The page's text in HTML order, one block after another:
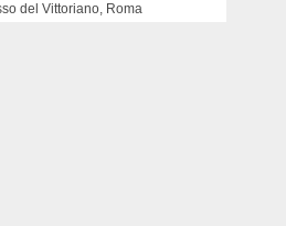
del Vittoriano, Roma